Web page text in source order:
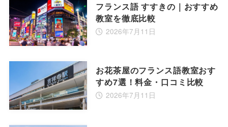
フランス語 すすきの｜おすすめ
教室を徹底比較
2026年7月11日
お花茶屋のフランス語教室おす
すめ7選！料金・口コミ比較
2026年7月11日